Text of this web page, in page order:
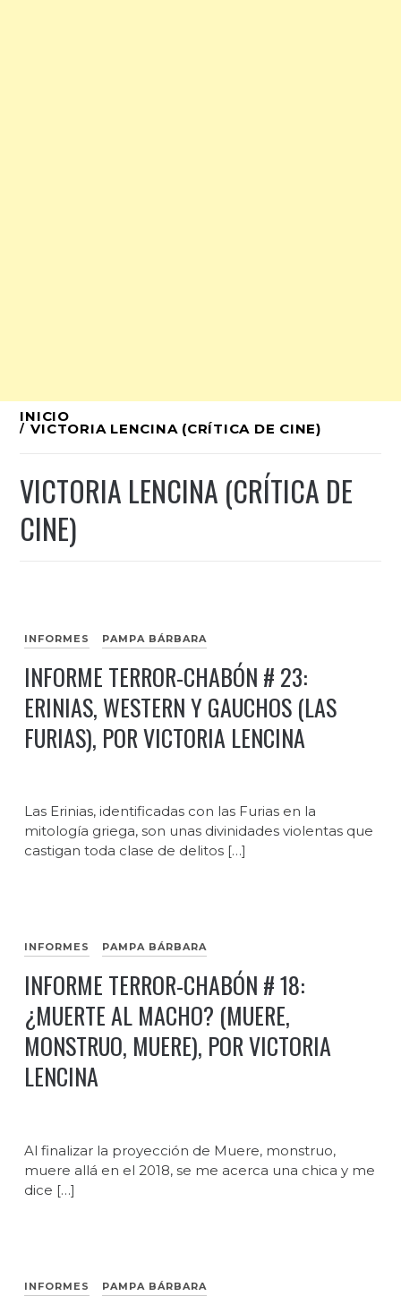
Ir
INICIO
VICTORIA LENCINA (CRÍTICA DE CINE)
VICTORIA LENCINA (CRÍTICA DE
CINE)
INFORMES PAMPA BÁRBARA
INFORME TERROR-CHABÓN # 23:
ERINIAS, WESTERN Y GAUCHOS (LAS
FURIAS), POR VICTORIA LENCINA
Las Erinias, identificadas con las Furias en la
mitología griega, son unas divinidades violentas que
castigan toda clase de delitos […]
INFORMES PAMPA BÁRBARA
INFORME TERROR-CHABÓN # 18:
¿MUERTE AL MACHO? (MUERE,
MONSTRUO, MUERE), POR VICTORIA
LENCINA
Al finalizar la proyección de Muere, monstruo,
muere allá en el 2018, se me acerca una chica y me
dice […]
INFORMES PAMPA BÁRBARA